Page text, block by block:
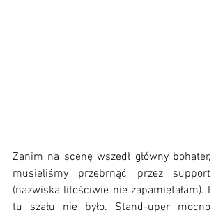
Zanim na scenę wszedł główny bohater,
musieliśmy przebrnąć przez support
(nazwiska litościwie nie zapamiętałam). I
tu szału nie było. Stand-uper mocno